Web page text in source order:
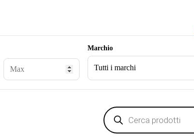
Marchio
Products
search